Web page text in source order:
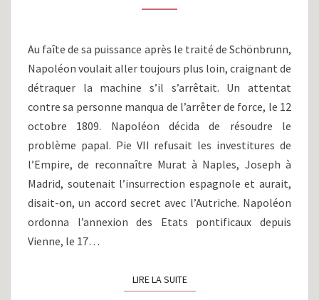
VII)
TERRITORIALE
ET
POLITIQUE
(1810-
1811)
Au faîte de sa puissance après le traité de Schönbrunn,
Napoléon voulait aller toujours plus loin, craignant de
détraquer la machine s’il s’arrêtait. Un attentat
contre sa personne manqua de l’arrêter de force, le 12
octobre 1809. Napoléon décida de résoudre le
problème papal. Pie VII refusait les investitures de
l’Empire, de reconnaître Murat à Naples, Joseph à
Madrid, soutenait l’insurrection espagnole et aurait,
disait-on, un accord secret avec l’Autriche. Napoléon
ordonna l’annexion des Etats pontificaux depuis
Vienne, le 17…
LIRE LA SUITELIRE LA SUITE